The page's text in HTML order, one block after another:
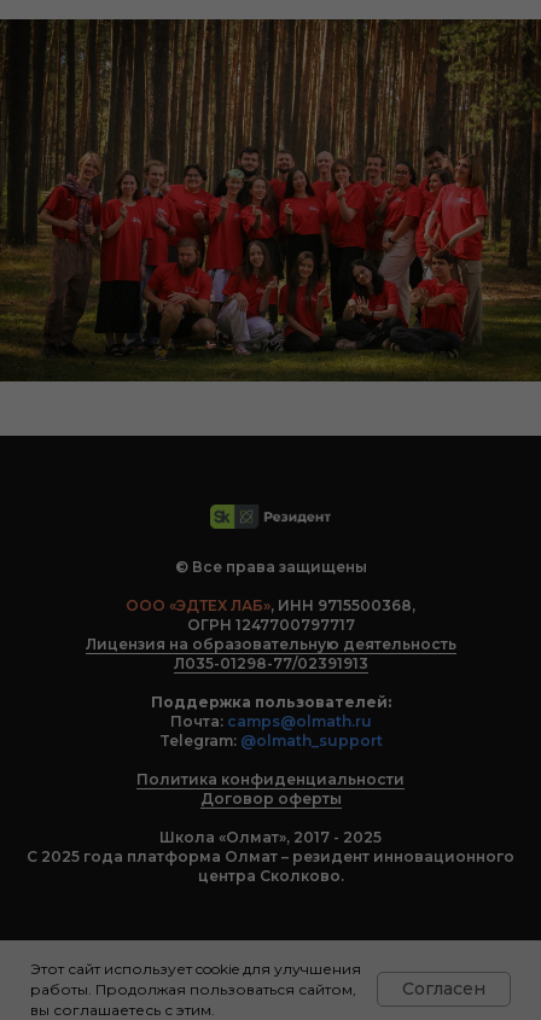
Этот сайт использует cookie для улучшения
работы. Продолжая пользоваться сайтом,
вы соглашаетесь с этим.
Согласен
© Все права защищены
ООО «ЭДТЕХ ЛАБ», ИНН 9715500368,
ОГРН 1247700797717
Лицензия на образовательную деятельность
Л035-01298-77/02391913
Поддержка пользователей:
Почта: camps@olmath.ru
Telegram: @olmath_support
Политика конфиденциальности
Договор оферты
Школа «Олмат», 2017 - 2025
С 2025 года платформа Олмат – резидент инновационного
центра Сколково.